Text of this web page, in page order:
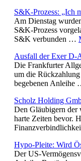
S&K-Prozess: „Ich
Am Dienstag
S&K-Prozess
S&K verbunden …
Ausfall der Exer D-
Die Frankfurter
um die
begebenen Anleihe
Scholz Holding
Den Gläubigern der
harte Zeiten bevor.
Hypo-Pleite: Wird
Der US-